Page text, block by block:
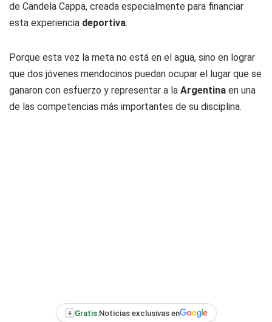
de Candela Cappa, creada especialmente para financiar
esta experiencia deportiva.
Porque esta vez la meta no está en el agua, sino en lograr
que dos jóvenes mendocinos puedan ocupar el lugar que se
ganaron con esfuerzo y representar a la Argentina en una
de las competencias más importantes de su disciplina.
+ Gratis:Noticias exclusivas en